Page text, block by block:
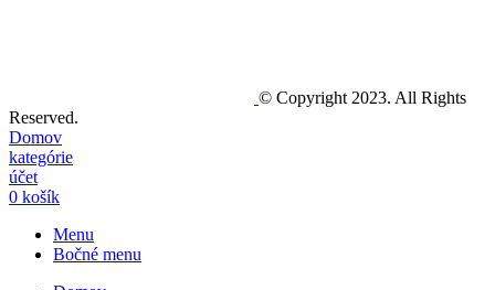
© Copyright 2023. All Rights
Reserved.
Domov
kategórie
účet
0 košík
Menu
Bočné menu